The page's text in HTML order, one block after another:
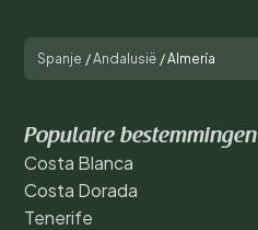
Spanje /Andalusië /Almería
Populaire bestemmingen
Costa Blanca
Costa Dorada
Tenerife